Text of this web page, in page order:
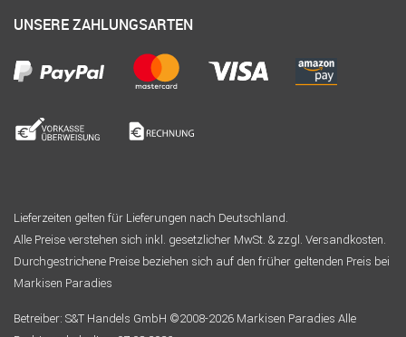
UNSERE ZAHLUNGSARTEN
Lieferzeiten gelten für Lieferungen nach Deutschland.
Alle Preise verstehen sich inkl. gesetzlicher MwSt. & zzgl. Versandkosten.
Durchgestrichene Preise beziehen sich auf den früher geltenden Preis bei
Markisen Paradies
Betreiber: S&T Handels GmbH ©2008-2026 Markisen Paradies Alle